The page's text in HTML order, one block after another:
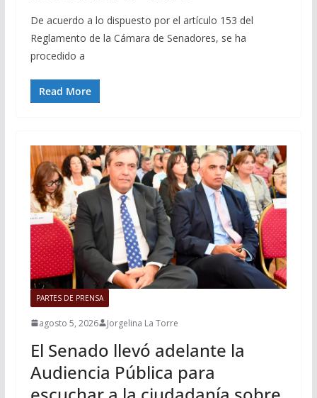
De acuerdo a lo dispuesto por el artículo 153 del
Reglamento de la Cámara de Senadores, se ha
procedido a
Read More
PARTES DE PRENSA
agosto 5, 2026 Jorgelina La Torre
El Senado llevó adelante la
Audiencia Pública para